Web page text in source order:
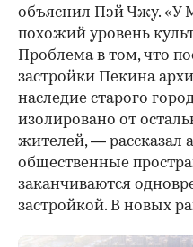
объяснил Пэй Чжу. «У
похожий уровень
Проблема в том, что
застройки Пекина
наследие старого
изолировано от
жителей, — рассказал
общественные
заканчиваются
застройкой. В новых